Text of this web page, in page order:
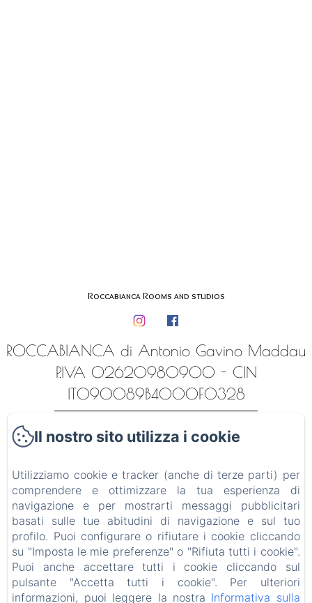
Roccabianca Rooms and studios
ROCCABIANCA di Antonio Gavino Maddau
P.IVA 02620980900 - CIN
IT090089B4000F0328
Contatti
Luoghi ed esperienze
Informativa Privacy
Note legali
Informazioni sui cookie
Il nostro sito utilizza i cookie
Utilizziamo cookie e tracker (anche di terze parti) per
comprendere e ottimizzare la tua esperienza di
navigazione e per mostrarti messaggi pubblicitari
basati sulle tue abitudini di navigazione e sul tuo
profilo. Puoi configurare o rifiutare i cookie cliccando
su "Imposta le mie preferenze" o "Rifiuta tutti i cookie".
Puoi anche accettare tutti i cookie cliccando sul
pulsante "Accetta tutti i cookie". Per ulteriori
informazioni, puoi leggere la nostra Informativa sulla